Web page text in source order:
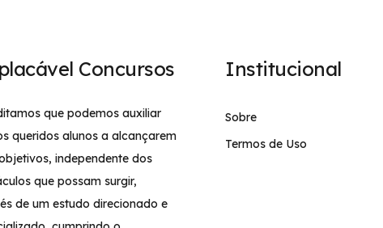
Concursos
que podemos auxiliar
queridos alunos a alcançarem
independente dos
que possam surgir,
de um estudo direcionado e
Institucional
Sobre
Termos de Uso